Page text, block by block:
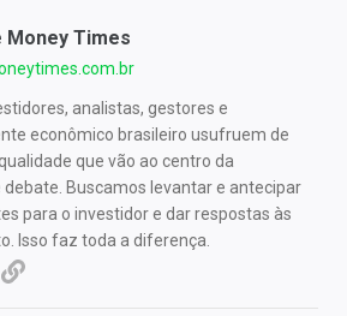
Money Times
analistas, gestores e
econômico brasileiro usufruem de
que vão ao centro da
Buscamos levantar e antecipar
para o investidor e dar respostas às
Isso faz toda a diferença.